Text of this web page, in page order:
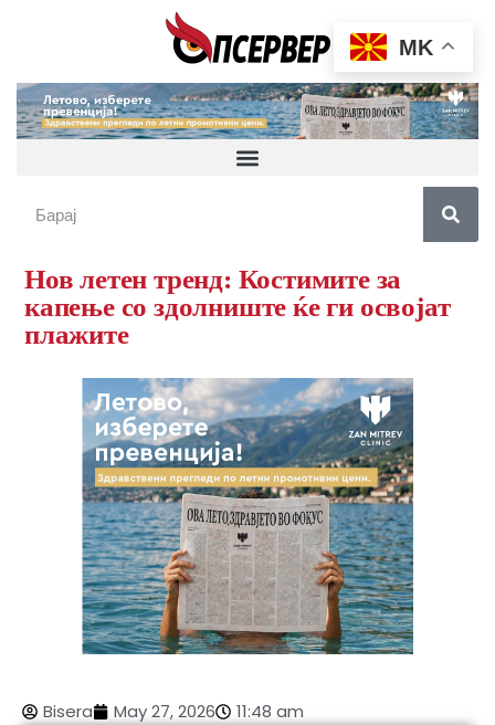
Нов летен тренд: Костимите за
капење со здолниште ќе ги освојат
плажите
Bisera May 27, 2026 11:48 am
MK